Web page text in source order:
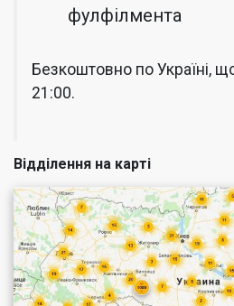
фулфілмента
Безкоштовно по Україні,
21:00.
Відділення на карті